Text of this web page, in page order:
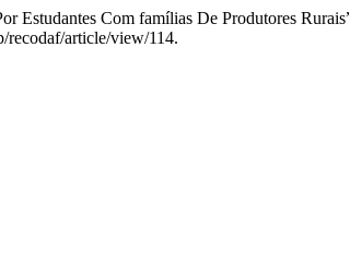
Estudantes Com famílias De Produtores
recodaf/article/view/114.